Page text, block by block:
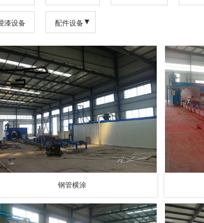
漆设备 配件设备
钢管横涂